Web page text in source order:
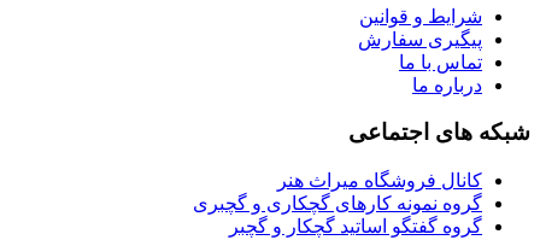
شرایط و قوانین
پیگیری سفارش
تماس با ما
درباره ما
شبکه های اجتماعی
کانال فروشگاه میراث هنر
گروه نمونه کارهای گچکاری و گچبری
گروه گفتگو اساتید گچکار و گچبر